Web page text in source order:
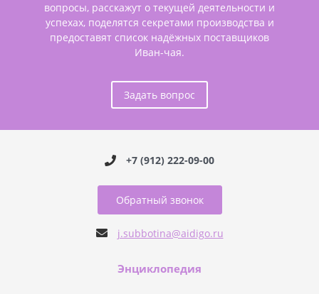
вопросы, расскажут о текущей деятельности и
успехах, поделятся секретами производства и
предоставят список надёжных поставщиков
Иван-чая.
Задать вопрос
+7 (912) 222-09-00
Обратный звонок
j.subbotina@aidigo.ru
Энциклопедия